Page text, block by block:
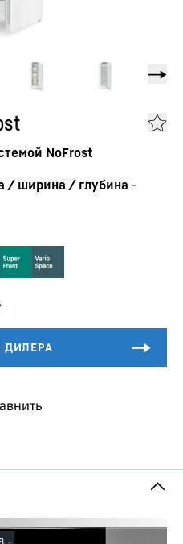
NoFrost
/ ширина / глубина -